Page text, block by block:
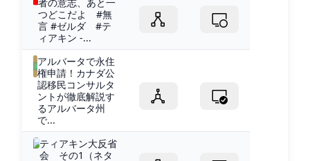
つどこだよ #無
言 #ゼルダ #テ
ィアキン -...
アルバータで永住
権申請！カナダ公
認移民コンサルタ
ントが徹底解説す
るアルバータ州
で...
ティアキン大反省
会 その1（ネタ